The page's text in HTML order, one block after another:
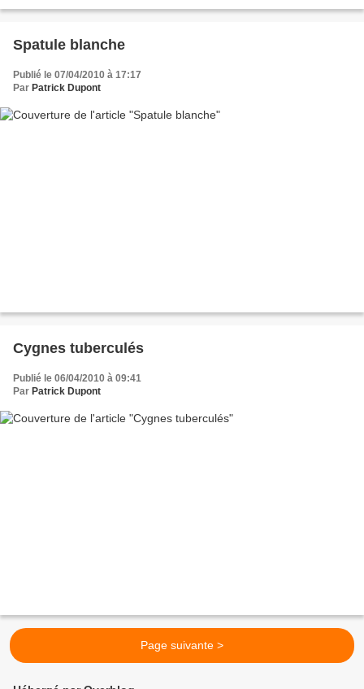
Spatule blanche
Publié le 07/04/2010 à 17:17
Par Patrick Dupont
Cygnes tuberculés
Publié le 06/04/2010 à 09:41
Par Patrick Dupont
Page suivante >